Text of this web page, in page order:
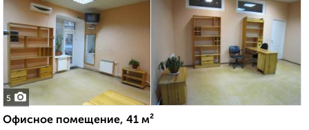
5
Офисное помещение, 41 м²